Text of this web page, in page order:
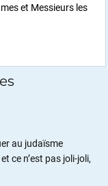
et Messieurs les
au judaïsme
ce n’est pas joli-joli,